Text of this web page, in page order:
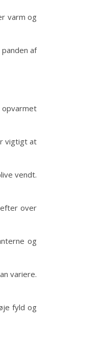
varm og
af
vigtigt at
vendt.
over
og
variere.
fyld og